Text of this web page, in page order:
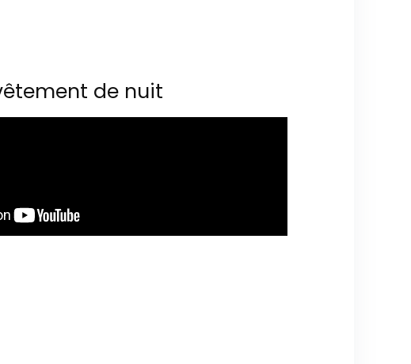
de nuit